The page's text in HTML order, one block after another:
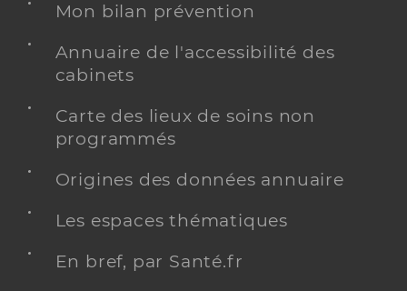
Mon bilan prévention
Annuaire de l'accessibilité des
cabinets
Carte des lieux de soins non
programmés
Origines des données annuaire
Les espaces thématiques
En bref, par Santé.fr